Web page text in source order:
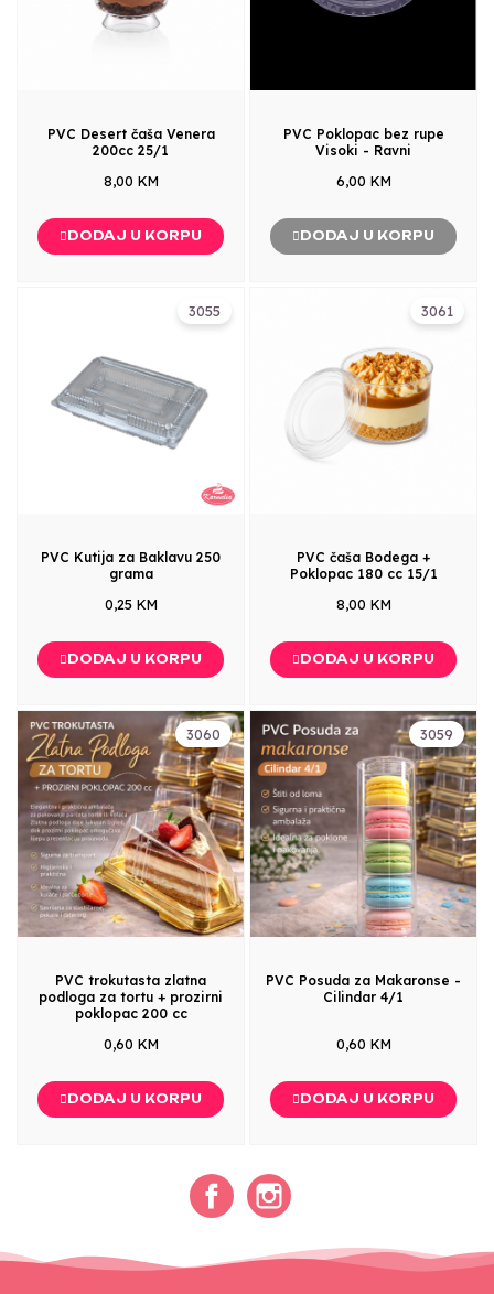
PVC Desert čaša Venera
200cc 25/1
8,00 KM
DODAJ U KORPU
PVC Poklopac bez rupe
Visoki - Ravni
6,00 KM
DODAJ U KORPU
3055
PVC Kutija za Baklavu 250
grama
0,25 KM
DODAJ U KORPU
3061
PVC čaša Bodega +
Poklopac 180 cc 15/1
8,00 KM
DODAJ U KORPU
3060
PVC trokutasta zlatna
podloga za tortu + prozirni
poklopac 200 cc
0,60 KM
DODAJ U KORPU
3059
PVC Posuda za Makaronse -
Cilindar 4/1
0,60 KM
DODAJ U KORPU
Facebook